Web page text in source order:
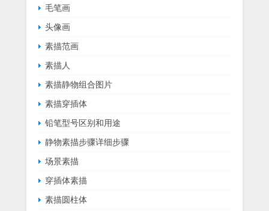
毛笔画
头像画
素描范画
素描人
素描静物组合图片
素描穿插体
铅笔型号区别和用途
静物素描步骤详细步骤
场景素描
穿插体素描
素描圆柱体